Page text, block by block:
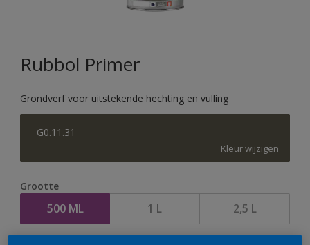
Rubbol Primer
Grondverf voor uitstekende hechting en vulling
G0.11.31
Kleur wijzigen
Grootte
500 ML 1 L 2,5 L